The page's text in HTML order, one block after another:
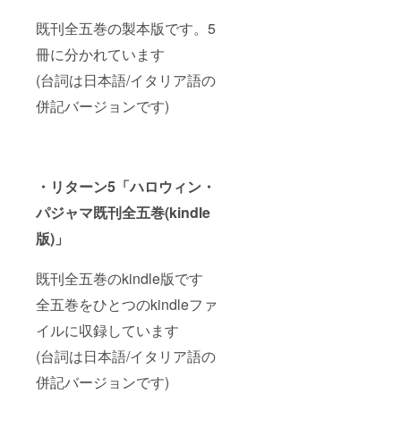
既刊全五巻の製本版です。5
冊に分かれています
(台詞は日本語/イタリア語の
併記バージョンです)
・リターン5「ハロウィン・
パジャマ既刊全五巻(kindle
版)」
既刊全五巻のkindle版です
全五巻をひとつのkindleファ
イルに収録しています
(台詞は日本語/イタリア語の
併記バージョンです)